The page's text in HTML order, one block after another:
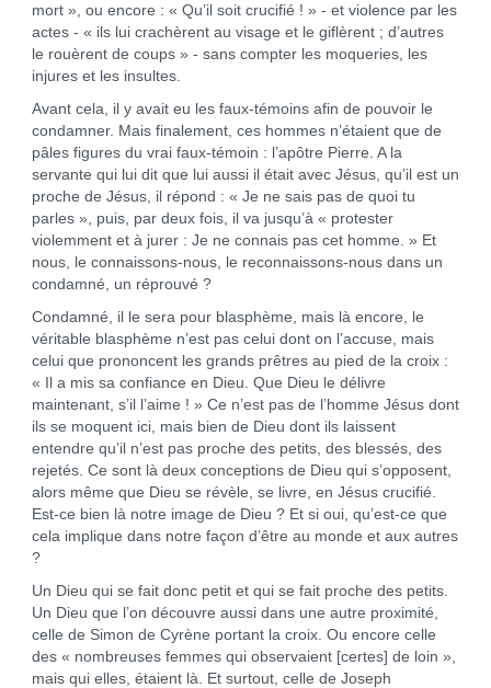
mort », ou encore : « Qu’il soit crucifié ! » - et violence par les
actes - « ils lui crachèrent au visage et le giflèrent ; d’autres
le rouèrent de coups » - sans compter les moqueries, les
injures et les insultes.
Avant cela, il y avait eu les faux-témoins afin de pouvoir le
condamner. Mais finalement, ces hommes n’étaient que de
pâles figures du vrai faux-témoin : l’apôtre Pierre. A la
servante qui lui dit que lui aussi il était avec Jésus, qu’il est un
proche de Jésus, il répond : « Je ne sais pas de quoi tu
parles », puis, par deux fois, il va jusqu’à « protester
violemment et à jurer : Je ne connais pas cet homme. » Et
nous, le connaissons-nous, le reconnaissons-nous dans un
condamné, un réprouvé ?
Condamné, il le sera pour blasphème, mais là encore, le
véritable blasphème n’est pas celui dont on l’accuse, mais
celui que prononcent les grands prêtres au pied de la croix :
« Il a mis sa confiance en Dieu. Que Dieu le délivre
maintenant, s’il l’aime ! » Ce n’est pas de l’homme Jésus dont
ils se moquent ici, mais bien de Dieu dont ils laissent
entendre qu’il n’est pas proche des petits, des blessés, des
rejetés. Ce sont là deux conceptions de Dieu qui s’opposent,
alors même que Dieu se révèle, se livre, en Jésus crucifié.
Est-ce bien là notre image de Dieu ? Et si oui, qu’est-ce que
cela implique dans notre façon d’être au monde et aux autres
?
Un Dieu qui se fait donc petit et qui se fait proche des petits.
Un Dieu que l’on découvre aussi dans une autre proximité,
celle de Simon de Cyrène portant la croix. Ou encore celle
des « nombreuses femmes qui observaient [certes] de loin »,
mais qui elles, étaient là. Et surtout, celle de Joseph